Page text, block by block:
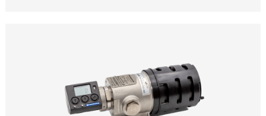
传感器用于检测不超过其爆炸下限的可燃气体。